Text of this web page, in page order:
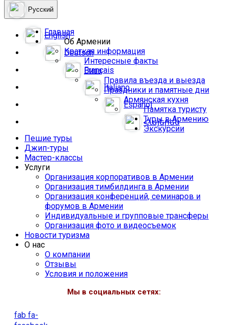
Русский
English
Deutsch
Français
Italiano
Español
Հայերեն
Главная
Об Армении
Краткая информация
Интересные факты
Виза
Правила въезда и выезда
Праздники и памятные дни
Армянская кухня
Памятка туристу
Туры в Армению
Экскурсии
Пешие туры
Джип-туры
Мастер-классы
Услуги
Организация корпоративов в Армении
Организация тимбилдинга в Армении
Организация конференций, семинаров и
форумов в Армении
Индивидуальные и групповые трансферы
Организация фото и видеосъемок
Новости туризма
О нас
О компании
Отзывы
Условия и положения
Мы в социальных сетях:
fab fa-